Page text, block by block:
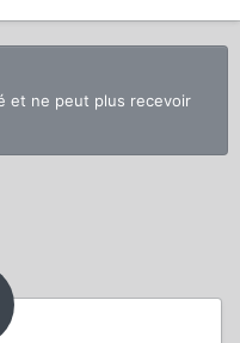
et ne peut plus recevoir